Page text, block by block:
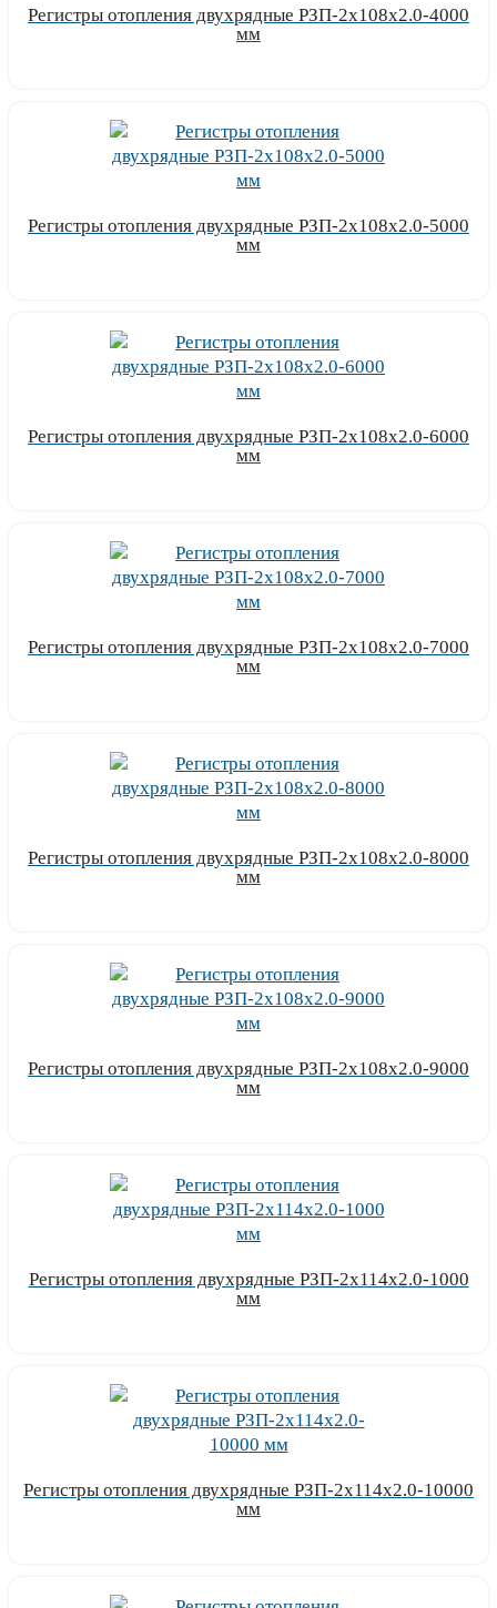
Регистры отопления двухрядные РЗП-2x108x2.0-4000
мм
Регистры отопления двухрядные РЗП-2x108x2.0-5000
мм
Регистры отопления двухрядные РЗП-2x108x2.0-6000
мм
Регистры отопления двухрядные РЗП-2x108x2.0-7000
мм
Регистры отопления двухрядные РЗП-2x108x2.0-8000
мм
Регистры отопления двухрядные РЗП-2x108x2.0-9000
мм
Регистры отопления двухрядные РЗП-2x114x2.0-1000
мм
Регистры отопления двухрядные РЗП-2x114x2.0-10000
мм